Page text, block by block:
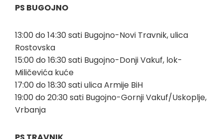
PS BUGOJNO
13:00 do 14:30 sati Bugojno-Novi Travnik, ulica
Rostovska
15:00 do 16:30 sati Bugojno-Donji Vakuf, lok-
Miličevića kuće
17:00 do 18:30 sati ulica Armije BiH
19:00 do 20:30 sati Bugojno-Gornji Vakuf/Uskoplje,
Vrbanja